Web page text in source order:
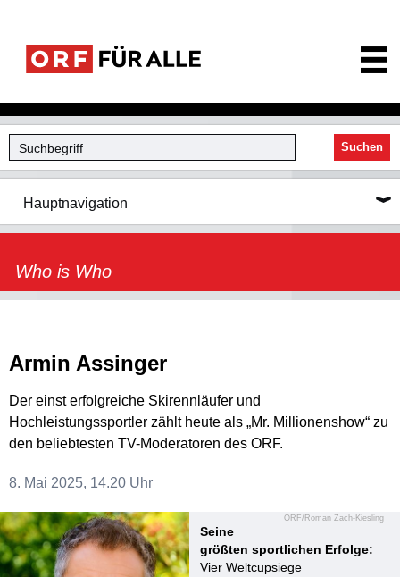
Suchen
Hauptnavigation
Who is Who
Armin Assinger
Der einst erfolgreiche Skirennläufer und
Hochleistungssportler zählt heute als „Mr. Millionenshow“ zu
den beliebtesten TV-Moderatoren des ORF.
8. Mai 2025, 14.20 Uhr
ORF/Roman Zach-Kiesling
Seine
größten sportlichen Erfolge:
Vier Weltcupsiege